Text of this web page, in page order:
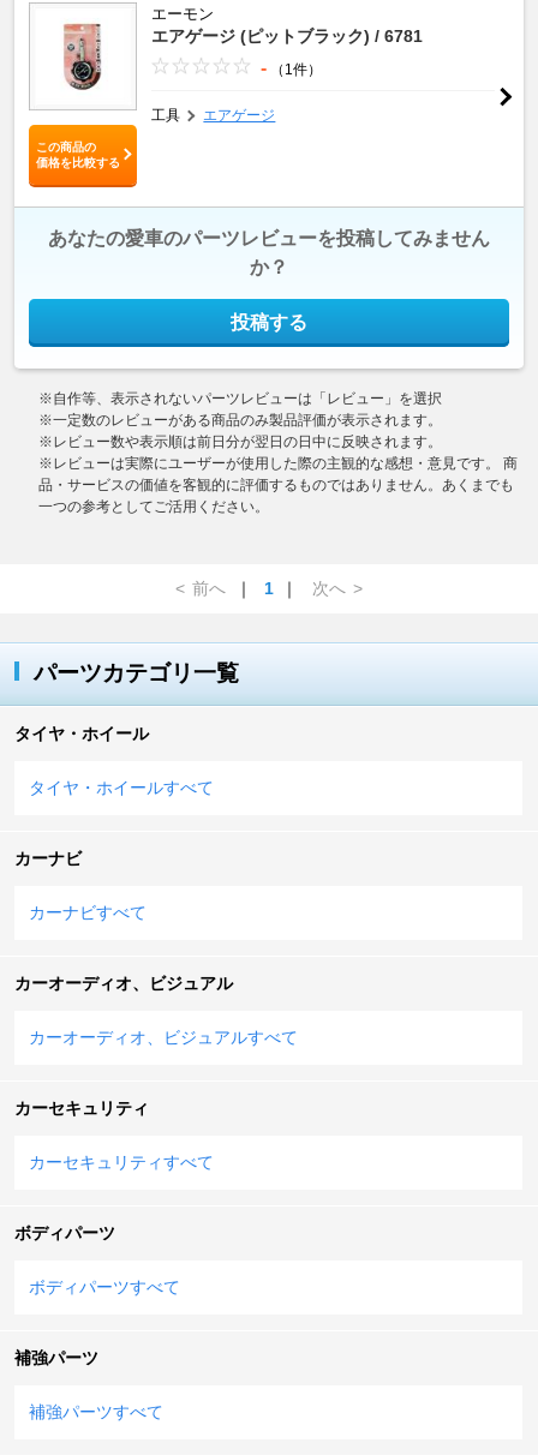
この商品の
価格を比較する
エーモン
エアゲージ (ピットブラック) / 6781
- （1件）
工具 エアゲージ
あなたの愛車のパーツレビューを投稿してみません
か？
投稿する
※自作等、表示されないパーツレビューは「レビュー」を選択
※一定数のレビューがある商品のみ製品評価が表示されます。
※レビュー数や表示順は前日分が翌日の日中に反映されます。
※レビューは実際にユーザーが使用した際の主観的な感想・意見です。 商
品・サービスの価値を客観的に評価するものではありません。あくまでも
一つの参考としてご活用ください。
< 前へ ｜ 1 ｜ 次へ >
パーツカテゴリ一覧
タイヤ・ホイール
タイヤ・ホイールすべて
カーナビ
カーナビすべて
カーオーディオ、ビジュアル
カーオーディオ、ビジュアルすべて
カーセキュリティ
カーセキュリティすべて
ボディパーツ
ボディパーツすべて
補強パーツ
補強パーツすべて